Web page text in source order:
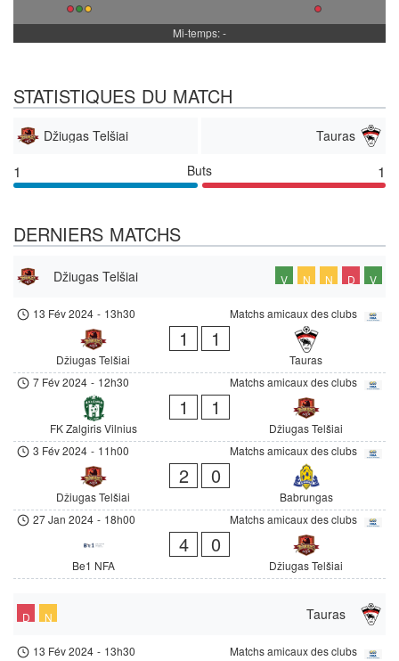
Mi-temps: -
STATISTIQUES DU MATCH
Džiugas Telšiai Tauras
1 Buts 1
DERNIERS MATCHS
Džiugas Telšiai V N N D V
Matchs amicaux des clubs
13 Fév 2024 - 13h30
Džiugas Telšiai
1 1
Tauras
Matchs amicaux des clubs
7 Fév 2024 - 12h30
FK Zalgiris Vilnius
1 1
Džiugas Telšiai
Matchs amicaux des clubs
3 Fév 2024 - 11h00
Džiugas Telšiai
2 0
Babrungas
Matchs amicaux des clubs
27 Jan 2024 - 18h00
Be1 NFA
4 0
Džiugas Telšiai
Tauras
D N
Matchs amicaux des clubs
13 Fév 2024 - 13h30